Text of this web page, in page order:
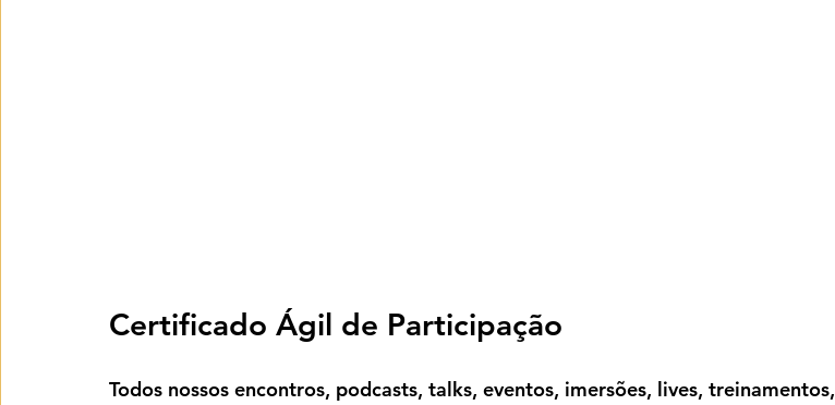
Certificado Ágil de Participação
Todos nossos encontros, podcasts, talks, eventos, imersões, lives, treinamentos,